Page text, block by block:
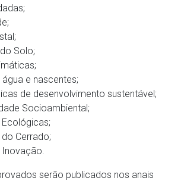
Solo;
e nascentes;
de desenvolvimento sustentável;
Socioambiental;
Cerrado;
serão publicados nos anais